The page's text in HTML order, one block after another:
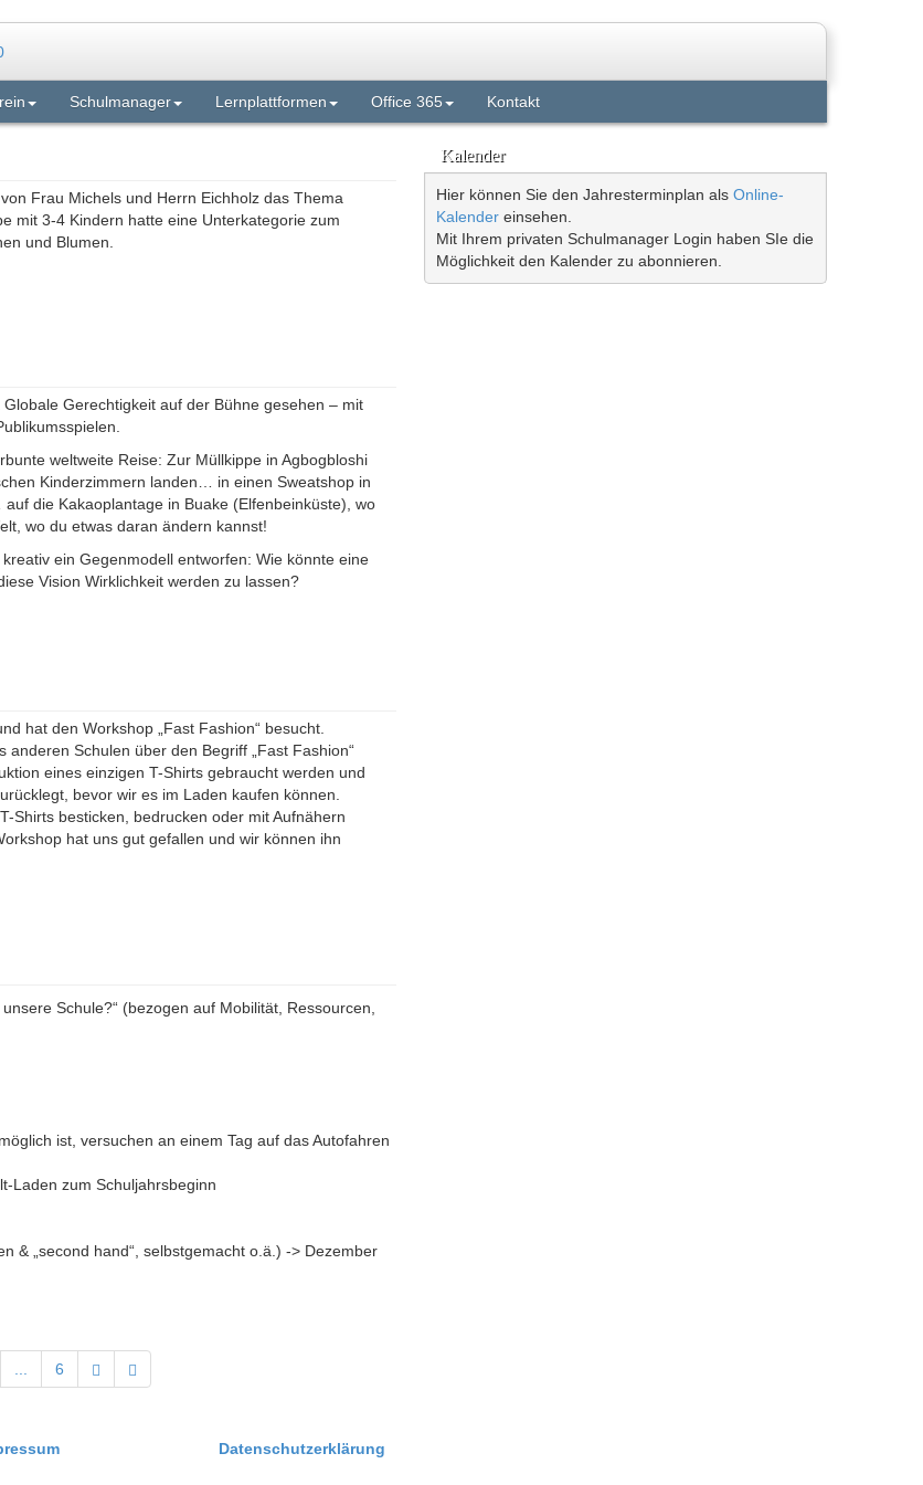
Schulmanager Lernplattformen Office 365 Kontakt
Frau Michels und Herrn Eichholz das Thema
mit 3-4 Kindern hatte eine Unterkategorie zum
und Blumen.
Gerechtigkeit auf der Bühne gesehen – mit
weltweite Reise: Zur Müllkippe in Agbogbloshi
Kinderzimmern landen… in einen Sweatshop in
die Kakaoplantage in Buake (Elfenbeinküste), wo
wo du etwas daran ändern kannst!
ein Gegenmodell entworfen: Wie könnte eine
Vision Wirklichkeit werden zu lassen?
hat den Workshop „Fast Fashion“ besucht.
Schulen über den Begriff „Fast Fashion“
eines einzigen T-Shirts gebraucht werden und
bevor wir es im Laden kaufen können.
Shirts besticken, bedrucken oder mit Aufnähern
hat uns gut gefallen und wir können ihn
Schule?“ (bezogen auf Mobilität, Ressourcen,
ist, versuchen an einem Tag auf das Autofahren
Laden zum Schuljahrsbeginn
& „second hand“, selbstgemacht o.ä.) -> Dezember
... 6
Kalender
Hier können Sie den Jahresterminplan als Online-
Kalender einsehen.
Mit Ihrem privaten Schulmanager Login haben SIe die
Möglichkeit den Kalender zu abonnieren.
Datenschutzerklärung